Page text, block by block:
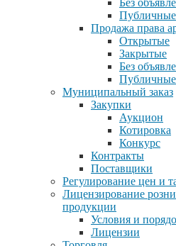
Без
Продажа права
Открытые
Закрытые
Без
Муниципальный заказ
Закупки
Аукцион
Котировка
Конкурс
Контракты
Поставщики
Регулирование цен и
Лицензирование
продукции
Условия и
Лицензии